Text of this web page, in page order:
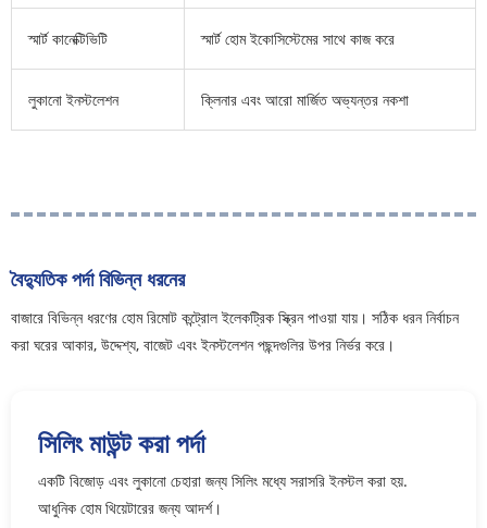
স্মার্ট কানেক্টিভিটি স্মার্ট হোম ইকোসিস্টেমের সাথে কাজ করে
লুকানো ইনস্টলেশন ক্লিনার এবং আরো মার্জিত অভ্যন্তর নকশা
বৈদ্যুতিক পর্দা বিভিন্ন ধরনের
বাজারে বিভিন্ন ধরণের হোম রিমোট কন্ট্রোল ইলেকট্রিক স্ক্রিন পাওয়া যায়। সঠিক ধরন নির্বাচন
করা ঘরের আকার, উদ্দেশ্য, বাজেট এবং ইনস্টলেশন পছন্দগুলির উপর নির্ভর করে।
সিলিং মাউন্ট করা পর্দা
একটি বিজোড় এবং লুকানো চেহারা জন্য সিলিং মধ্যে সরাসরি ইনস্টল করা হয়.
আধুনিক হোম থিয়েটারের জন্য আদর্শ।